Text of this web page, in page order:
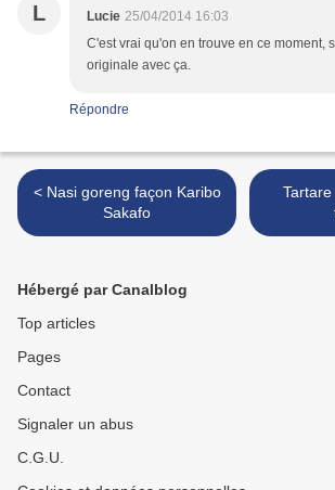
L Lucie 25/04/2014 16:03
C'est vrai qu'on en trouve en ce moment,
originale avec ça.
Répondre
< Nasi goreng façon Karibo
Sakafo
Hébergé par Canalblog
Top articles
Pages
Contact
Signaler un abus
C.G.U.